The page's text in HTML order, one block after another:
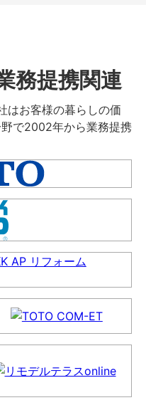
務提携関連
はお客様の暮らしの価
で2002年から業務提携